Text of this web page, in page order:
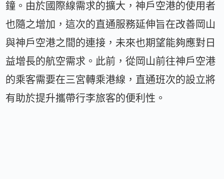
鐘。由於國際線需求的擴大，神戶空港的使用者
也隨之增加，這次的直通服務延伸旨在改善岡山
與神戶空港之間的連接，未來也期望能夠應對日
益增長的航空需求。此前，從岡山前往神戶空港
的乘客需要在三宮轉乘港線，直通班次的設立將
有助於提升攜帶行李旅客的便利性。